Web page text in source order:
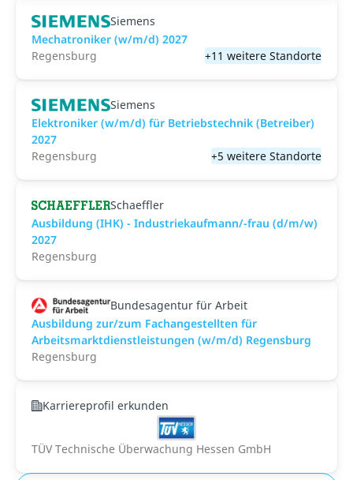
Siemens
Mechatroniker (w/m/d) 2027
Regensburg
+11 weitere Standorte
Siemens
Elektroniker (w/m/d) für Betriebstechnik (Betreiber)
2027
Regensburg
+5 weitere Standorte
Schaeffler
Ausbildung (IHK) - Industriekaufmann/-frau (d/m/w)
2027
Regensburg
Bundesagentur für Arbeit
Ausbildung zur/zum Fachangestellten für
Arbeitsmarktdienstleistungen (w/m/d) Regensburg
Regensburg
Karriereprofil erkunden
TÜV Technische Überwachung Hessen GmbH